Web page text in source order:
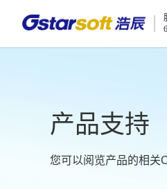
产品支持
您可以阅览产品的相关